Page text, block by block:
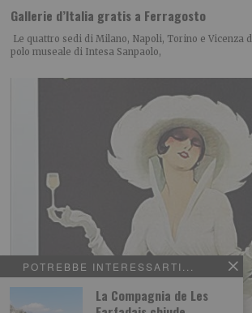
POTREBBE INTERESSARTI...
La Compagnia de Les
Gallerie d’Italia gratis a Ferragosto
Le quattro sedi di Milano, Napoli, Torino e Vicenza
polo museale di Intesa Sanpaolo,